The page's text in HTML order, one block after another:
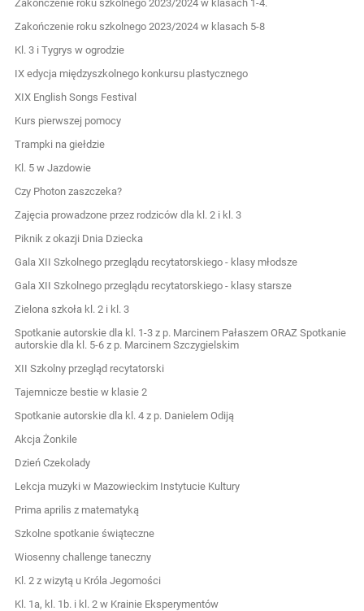
Zakończenie roku szkolnego 2023/2024 w klasach 1-4.
Zakończenie roku szkolnego 2023/2024 w klasach 5-8
Kl. 3 i Tygrys w ogrodzie
IX edycja międzyszkolnego konkursu plastycznego
XIX English Songs Festival
Kurs pierwszej pomocy
Trampki na giełdzie
Kl. 5 w Jazdowie
Czy Photon zaszczeka?
Zajęcia prowadzone przez rodziców dla kl. 2 i kl. 3
Piknik z okazji Dnia Dziecka
Gala XII Szkolnego przeglądu recytatorskiego - klasy młodsze
Gala XII Szkolnego przeglądu recytatorskiego - klasy starsze
Zielona szkoła kl. 2 i kl. 3
Spotkanie autorskie dla kl. 1-3 z p. Marcinem Pałaszem ORAZ Spotkanie
autorskie dla kl. 5-6 z p. Marcinem Szczygielskim
XII Szkolny przegląd recytatorski
Tajemnicze bestie w klasie 2
Spotkanie autorskie dla kl. 4 z p. Danielem Odiją
Akcja Żonkile
Dzień Czekolady
Lekcja muzyki w Mazowieckim Instytucie Kultury
Prima aprilis z matematyką
Szkolne spotkanie świąteczne
Wiosenny challenge taneczny
Kl. 2 z wizytą u Króla Jegomości
Kl. 1a, kl. 1b. i kl. 2 w Krainie Eksperymentów